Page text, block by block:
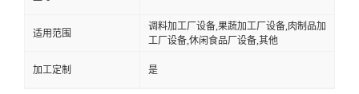
适用范围
调料加工厂设备,果蔬加工厂设备,肉制品加
工厂设备,休闲食品厂设备,其他
加工定制 是